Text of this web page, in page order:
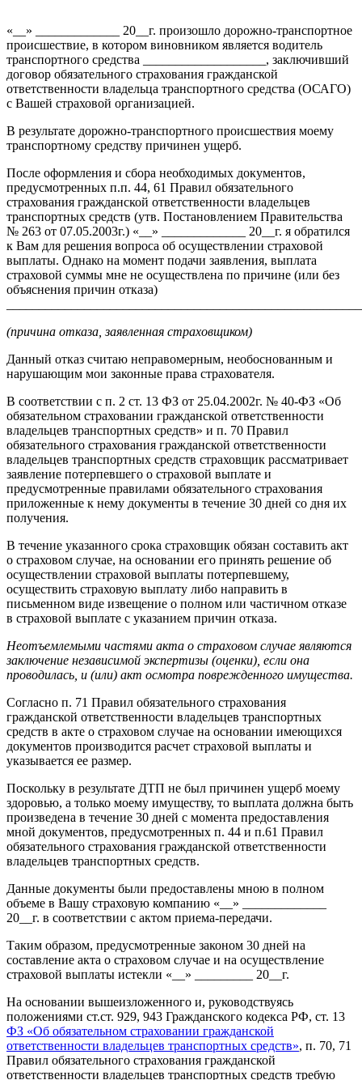
«__» _____________ 20__г. произошло дорожно-транспортное
происшествие, в котором виновником является водитель
транспортного средства ___________________, заключивший
договор обязательного страхования гражданской
ответственности владельца транспортного средства (ОСАГО)
с Вашей страховой организацией.
В результате дорожно-транспортного происшествия моему
транспортному средству причинен ущерб.
После оформления и сбора необходимых документов,
предусмотренных п.п. 44, 61 Правил обязательного
страхования гражданской ответственности владельцев
транспортных средств (утв. Постановлением Правительства
№ 263 от 07.05.2003г.) «__» _____________ 20__г. я обратился
к Вам для решения вопроса об осуществлении страховой
выплаты. Однако на момент подачи заявления, выплата
страховой суммы мне не осуществлена по причине (или без
объяснения причин отказа)
(причина отказа, заявленная страховщиком)
Данный отказ считаю неправомерным, необоснованным и
нарушающим мои законные права страхователя.
В соответствии с п. 2 ст. 13 ФЗ от 25.04.2002г. № 40-ФЗ «Об
обязательном страховании гражданской ответственности
владельцев транспортных средств» и п. 70 Правил
обязательного страхования гражданской ответственности
владельцев транспортных средств страховщик рассматривает
заявление потерпевшего о страховой выплате и
предусмотренные правилами обязательного страхования
приложенные к нему документы в течение 30 дней со дня их
получения.
В течение указанного срока страховщик обязан составить акт
о страховом случае, на основании его принять решение об
осуществлении страховой выплаты потерпевшему,
осуществить страховую выплату либо направить в
письменном виде извещение о полном или частичном отказе
в страховой выплате с указанием причин отказа.
Неотъемлемыми частями акта о страховом случае являются
заключение независимой экспертизы (оценки), если она
проводилась, и (или) акт осмотра поврежденного имущества.
Согласно п. 71 Правил обязательного страхования
гражданской ответственности владельцев транспортных
средств в акте о страховом случае на основании имеющихся
документов производится расчет страховой выплаты и
указывается ее размер.
Поскольку в результате ДТП не был причинен ущерб моему
здоровью, а только моему имуществу, то выплата должна быть
произведена в течение 30 дней с момента предоставления
мной документов, предусмотренных п. 44 и п.61 Правил
обязательного страхования гражданской ответственности
владельцев транспортных средств.
Данные документы были предоставлены мною в полном
объеме в Вашу страховую компанию «__» _____________
20__г. в соответствии с актом приема-передачи.
Таким образом, предусмотренные законом 30 дней на
составление акта о страховом случае и на осуществление
страховой выплаты истекли «__» _________ 20__г.
На основании вышеизложенного и, руководствуясь
положениями ст.ст. 929, 943 Гражданского кодекса РФ, ст. 13
ФЗ «Об обязательном страховании гражданской
ответственности владельцев транспортных средств», п. 70, 71
Правил обязательного страхования гражданской
ответственности владельцев транспортных средств требую